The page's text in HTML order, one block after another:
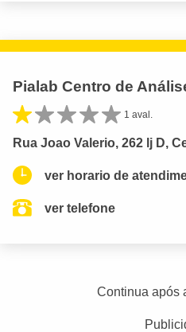
Pialab Centro de
1 aval.
Rua Joao Valerio, 262 lj D,
ver horario de
ver telefone
Continua após